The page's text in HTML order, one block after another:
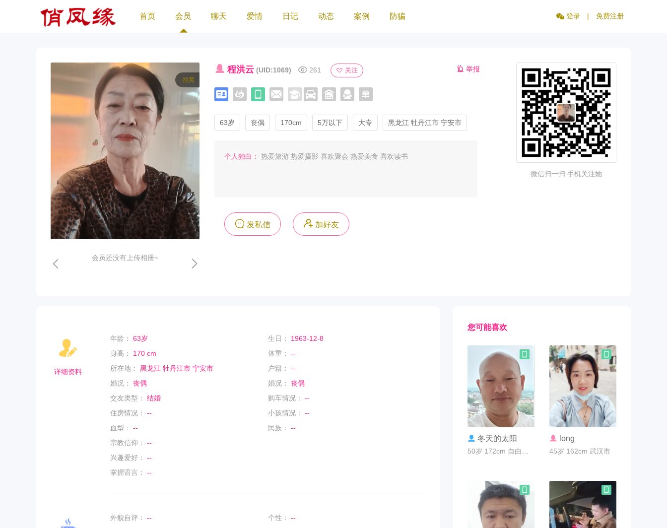
首页 会员 聊天 爱情 日记 动态 案例 防骗 登录 | 免费注册
拉黑
会员还没有上传相册~
程洪云 (UID:1069) 261 关注 举报
63岁 丧偶 170cm 5万以下 大专 黑龙江 牡丹江市 宁安市
个人独白： 热爱旅游 热爱摄影 喜欢聚会 热爱美食 喜欢读书
发私信 加好友
微信扫一扫 手机关注她
详细资料
年龄： 63岁 生日：
1963-12-8
身高：
170 cm 体重：
--
所在地：
黑龙江 牡丹江市 宁安市 户籍：
--
婚况：
丧偶 婚况：
丧偶
交友类型：
结婚 购车情况：
--
住房情况：
-- 小孩情况：
--
血型：
-- 民族：
--
宗教信仰：
--
兴趣爱好：
--
掌握语言：
--
外貌自评： -- 个性：
--
您可能喜欢
联系TA
冬天的太阳 联系TA
long
45岁 162cm 武汉市